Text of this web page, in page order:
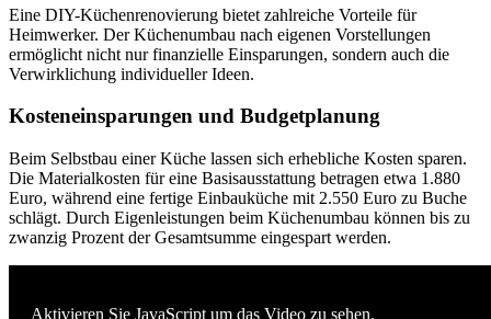
Eine DIY-Küchenrenovierung bietet zahlreiche Vorteile für
Heimwerker. Der Küchenumbau nach eigenen Vorstellungen
ermöglicht nicht nur finanzielle Einsparungen, sondern auch die
Verwirklichung individueller Ideen.
Kosteneinsparungen und Budgetplanung
Beim Selbstbau einer Küche lassen sich erhebliche Kosten sparen.
Die Materialkosten für eine Basisausstattung betragen etwa 1.880
Euro, während eine fertige Einbauküche mit 2.550 Euro zu Buche
schlägt. Durch Eigenleistungen beim Küchenumbau können bis zu
zwanzig Prozent der Gesamtsumme eingespart werden.
Aktivieren Sie JavaScript um das Video zu sehen.